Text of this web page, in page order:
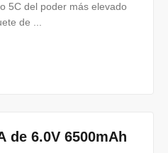
5C del poder más elevado
de ...
de 6.0V 6500mAh